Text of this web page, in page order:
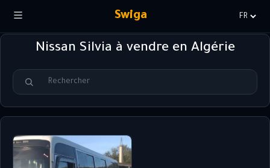
Swiga
la
langueNissan Silvia à vendre en Algérie